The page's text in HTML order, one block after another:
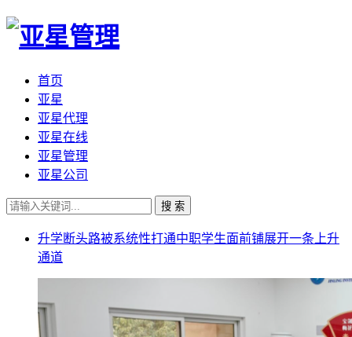
首页
亚星
亚星代理
亚星在线
亚星管理
亚星公司
搜 索
升学断头路被系统性打通中职学生面前铺展开一条上升
通道